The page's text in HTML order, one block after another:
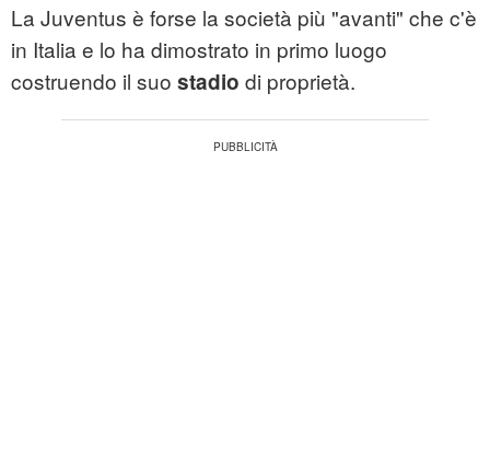
La Juventus è forse la società più "avanti" che c'è
in Italia e lo ha dimostrato in primo luogo
costruendo il suo stadio di proprietà.